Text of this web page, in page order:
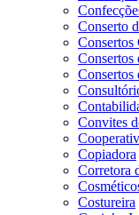
Conserto
Consertos
Consertos
Consertos
Convites
Copiadora
Corretora
Costureira